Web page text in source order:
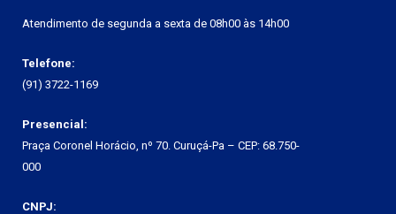
Atendimento de segunda a sexta de 08h00 às 14h00
Telefone:
(91) 3722-1169
Presencial:
Praça Coronel Horácio, nº 70. Curuçá-Pa – CEP: 68.750-
000
CNPJ: